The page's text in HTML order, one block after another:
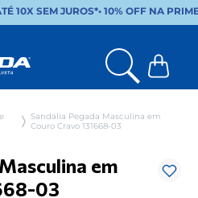
10X SEM JUROS*• 10% OFF NA
Sandália Pegada Masculina em
Couro Cravo 131668-03
em
03